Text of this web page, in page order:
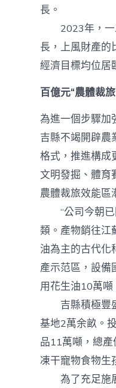
長。
2023年，一
長，上風財產的
經濟目標均位居
百億元“農體裁
為進一個步驟加
吉縣不竭開辟農
格式，推進構成
文明發掘、體育
農體裁旅效能區
“公司今朝已
類。產物銷往江
油為主的古代化
產示范區，設備
用花生油10萬
吉縣積極豐盛
基地2萬余畝。
品11萬噸，總
凍干寵物食物生
為了充足施展